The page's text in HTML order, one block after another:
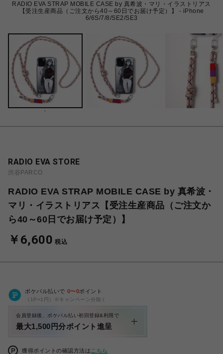
RADIO EVA STRAP MOBILE CASE by 真希波・マリ・イラストリアス
【受注生産商品（ご注文から40～60日でお届け予定）】 - iPhone
6/6S/7/8/SE2/SE3
-
RADIO EVA STORE
渋谷PARCO
RADIO EVA STRAP MOBILE CASE by 真希波・
マリ・イラストリアス【受注生産商品（ご注文か
ら40～60日でお届け予定）】
￥6,600 税込
ポケパル払いで 0〜0ポイント
（1P=1円）※キャンペーン分除く
会員登録後、ポケパル払い初回登録&利用で
最大1,500円分ポイント進呈
獲得ポイントの確認方法は こちら